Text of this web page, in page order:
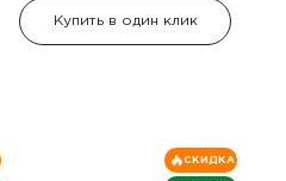
Купить в один клик
СКИДКА